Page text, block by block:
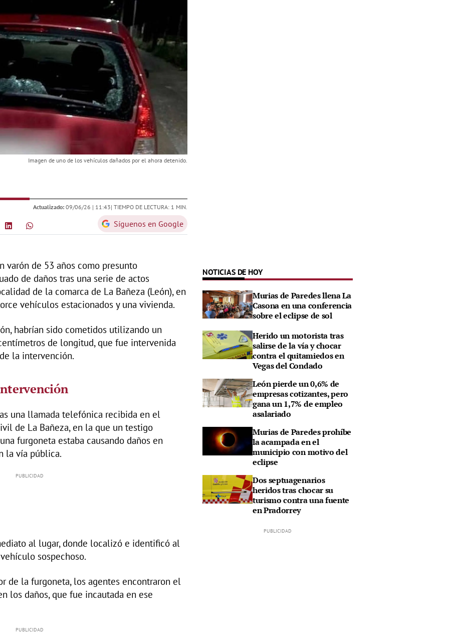
Imagen de uno de los vehículos dañados por el ahora detenido.
Actualizado: 09/06/26 | 11:43| TIEMPO DE LECTURA: 1 MIN.
Síguenos en Google
varón de 53 años como presunto
de daños tras una serie de actos
de la comarca de La Bañeza (León), en
vehículos estacionados y una vivienda.
habrían sido cometidos utilizando un
de longitud, que fue intervenida
la intervención.
una llamada telefónica recibida en el
de La Bañeza, en la que un testigo
furgoneta estaba causando daños en
la vía pública.
al lugar, donde localizó e identificó al
sospechoso.
de la furgoneta, los agentes encontraron el
los daños, que fue incautada en ese
NOTICIAS DE HOY
Murias de Paredes llena La
Casona en una conferencia
sobre el eclipse de sol
Herido un motorista tras
salirse de la vía y chocar
contra el quitamiedos en
Vegas del Condado
León pierde un 0,6% de
empresas cotizantes, pero
gana un 1,7% de empleo
asalariado
Murias de Paredes prohíbe
la acampada en el
municipio con motivo del
eclipse
Dos septuagenarios
heridos tras chocar su
turismo contra una fuente
en Pradorrey